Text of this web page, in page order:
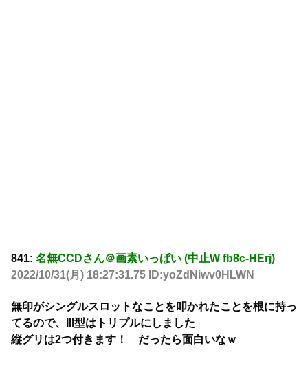
841: 名無CCDさん＠画素いっぱい (中止W fb8c-HErj)
2022/10/31(月) 18:27:31.75 ID:yoZdNiwv0HLWN
無印がシングルスロットなことを叩かれたことを根に持っ
てるので、III型はトリプルにしました
縦グリは2つ付きます！ だったら面白いなｗ